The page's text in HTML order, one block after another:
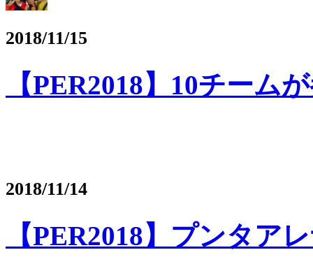
2018/11/15
【PER2018】10チーム
2018/11/14
【PER2018】プンタア